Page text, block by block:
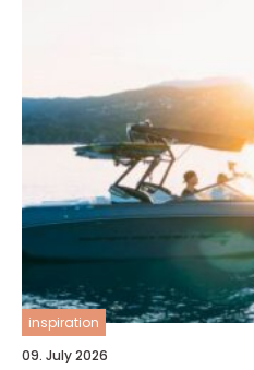
inspiration
09. July 2026